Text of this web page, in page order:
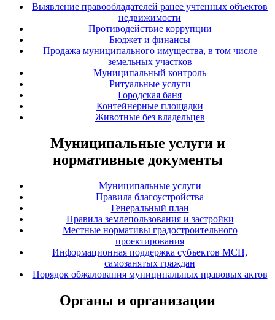
Выявление правообладателей ранее учтенных объектов
недвижимости
Противодействие коррупции
Бюджет и финансы
Продажа муниципального имущества, в том числе
земельных участков
Муниципальный контроль
Ритуальные услуги
Городская баня
Контейнерные площадки
Животные без владельцев
Муниципальные услуги и
нормативные документы
Муниципальные услуги
Правила благоустройства
Генеральный план
Правила землепользования и застройки
Местные нормативы градостроительного
проектирования
Информационная поддержка субъектов МСП,
самозанятых граждан
Порядок обжалования муниципальных правовых актов
Органы и организации